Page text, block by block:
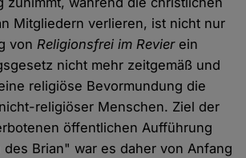
Mitgliedern verlieren, ist nicht nur
vonReligionsfrei im Revierein
nicht mehr zeitgemäß und
religiöse Bevormundung die
religiöser Menschen. Ziel der
öffentlichen Aufführung
Brian" war es daher von Anfang